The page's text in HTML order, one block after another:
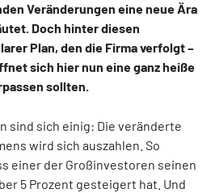
Veränderungen eine neue Ära
Doch hinter diesen
Plan, den die Firma verfolgt –
sich hier nun eine ganz heiße
sollten.
sind sich einig: Die veränderte
wird sich auszahlen. So
einer der Großinvestoren seinen
5 Prozent gesteigert hat. Und